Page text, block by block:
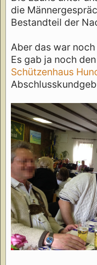
die
Bestandteil der
Aber das war
Es gab ja noch den
Schützenhaus